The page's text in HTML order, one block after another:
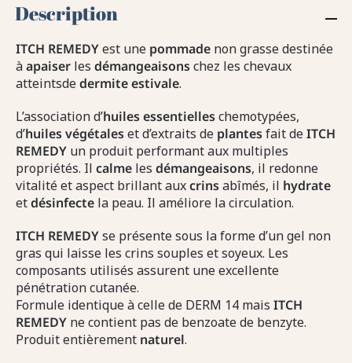
Description
ITCH REMEDYest une pommade non grasse destinée
àapaiser les démangeaisonschez les chevaux
atteintsdedermiteestivale.
L’association d’huilesessentielleschemotypées,
d’huilesvégétaleset d’extraits de plantesfait deITCH
REMEDY un produit performant aux multiples
propriétés. Il calme les démangeaisons, il redonne
vitalité et aspect brillant auxcrinsabîmés, il hydrate
etdésinfecte la peau. Il améliore la circulation.
ITCH REMEDYse présente sous la forme d’un gel non
gras qui laisse les crins souples et soyeux. Les
composants utilisés assurent une excellente
pénétration cutanée.
Formule identique à celle de DERM 14 mais ITCH
REMEDY ne contient pas de benzoate de benzyte.
Produit entièrement naturel.